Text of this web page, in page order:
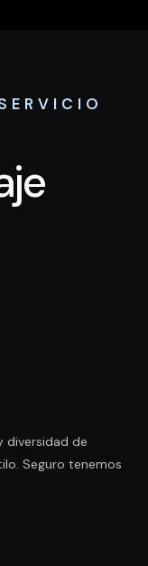
diversidad de
Seguro tenemos